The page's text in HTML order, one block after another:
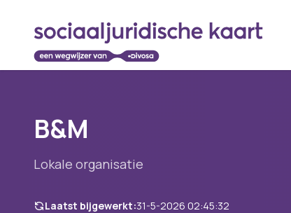
B&M
Lokale organisatie
Laatst bijgewerkt:31-5-2026 02:45:32